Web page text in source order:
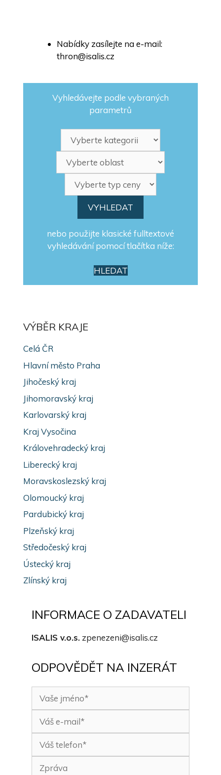
Nabídky zasílejte na e-mail:
thron@isalis.cz
Vyhledávejte podle vybraných
parametrů
nebo použijte klasické fulltextové
vyhledávání pomocí tlačítka níže:
HLEDAT
VÝBĚR KRAJE
Celá ČR
Hlavní město Praha
Jihočeský kraj
Jihomoravský kraj
Karlovarský kraj
Kraj Vysočina
Královehradecký kraj
Liberecký kraj
Moravskoslezský kraj
Olomoucký kraj
Pardubický kraj
Plzeňský kraj
Středočeský kraj
Ústecký kraj
Zlínský kraj
INFORMACE O ZADAVATELI
ISALIS v.o.s. zpenezeni@isalis.cz
ODPOVĚDĚT NA INZERÁT